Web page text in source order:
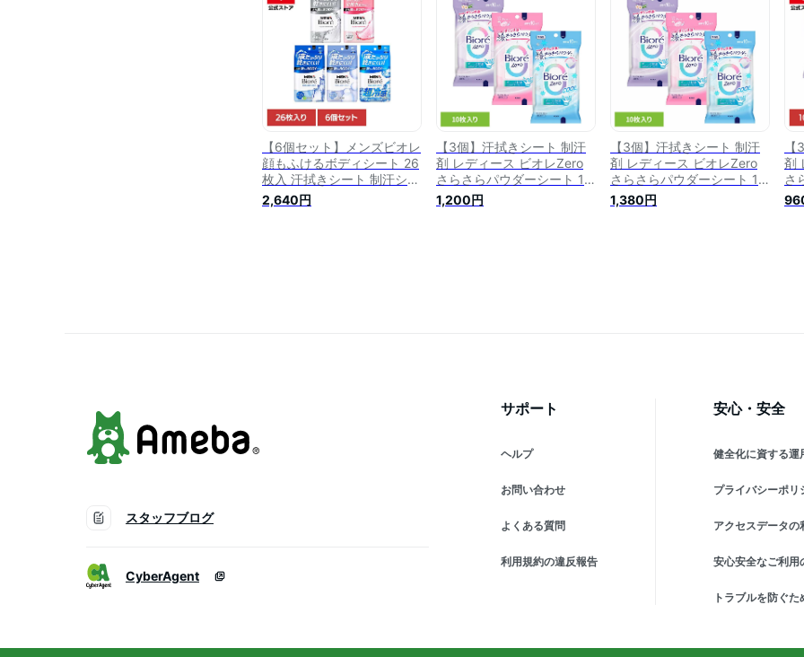
【6個セット】メンズビオレ
顔もふけるボディシート 26
枚入 汗拭きシート 制汗シー
ト 大判シート デオドラント
シート メンズビオレ 冷感シ
2,640円
【3個】汗拭きシート 制汗
剤 レディース ビオレZero
さらさらパウダーシート 10
枚 汗拭きシート 制汗剤 レ
ディース 汗ふきシート ボデ
1,200円
【3個】汗拭きシート 制汗
剤 レディース ビオレZero
さらさらパウダーシート 10
枚 汗拭きシート 制汗剤 レ
ディース 汗ふきシート ボデ
1,380円
剤
さ
枚
デ
スタッフブログ
CyberAgent
サポート
ヘルプ
お問い合わせ
よくある質問
利用規約の違反報告
安心・安全
健全化に資する運
プライバシーポリ
アクセスデータの
安心安全なご利用
トラブルを防ぐた